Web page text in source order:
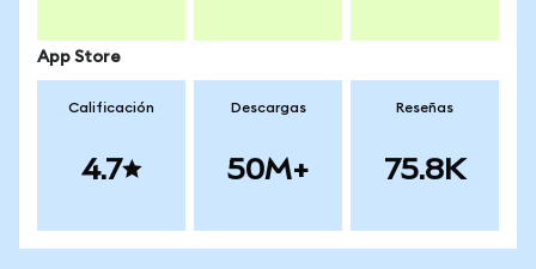
App Store
Calificación
4.7
Descargas
50M+
Reseñas
75.8K